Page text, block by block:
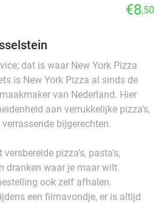
€8,50
dat is waar New York Pizza
is New York Pizza al sinds de
van Nederland. Hier
aan verrukkelijke pizza's,
bijgerechten.
pizza's, pasta's,
dranken waar je maar wilt.
ook zelf afhalen.
een filmavondje, er is altijd